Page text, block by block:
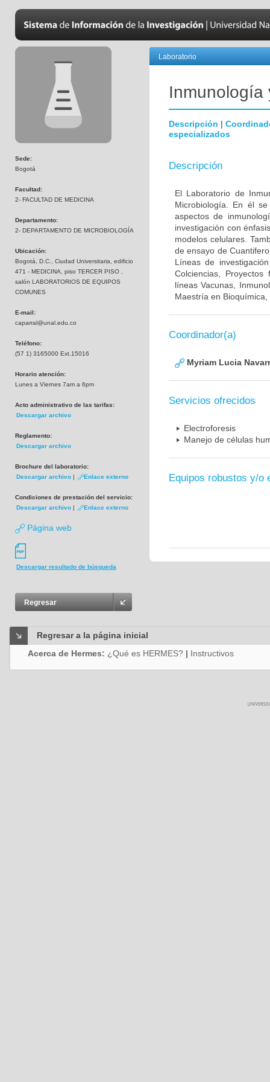
Sede:
Bogotá
Facultad:
2- FACULTAD DE MEDICINA
Departamento:
2- DEPARTAMENTO DE MICROBIOLOGÍA
Ubicación:
Bogotá, D.C., Ciudad Universitaria, edificio
471 - MEDICINA, piso TERCER PISO ,
salón LABORATORIOS DE EQUIPOS
COMUNES
E-mail:
caparral@unal.edu.co
Teléfono:
(57 1) 3165000 Ext.15016
Horario atención:
Lunes a Viernes 7am a 6pm
Acto administrativo de las tarifas:
Descargar archivo
Reglamento:
Descargar archivo
Brochure del laboratorio:
Descargar archivo | Enlace externo
Condiciones de prestación del servicio:
Descargar archivo | Enlace externo
Página web
Descargar resultado de búsqueda
Regresar
Laboratorio
Inmunología
Descripción |
especializados
Descripción
El Laboratorio de
Microbiología. En él
aspectos de
investigación con
modelos celulares.
de ensayo de
Líneas de
Colciencias,
líneas Vacunas,
Maestría en
Coordinador(a)
Myriam Lucia
Servicios ofrecidos
Electroforesis
Manejo de células
Equipos robustos y/o
Regresar a la página inicial
Acerca de Hermes: ¿Qué es HERMES? | Instructivos